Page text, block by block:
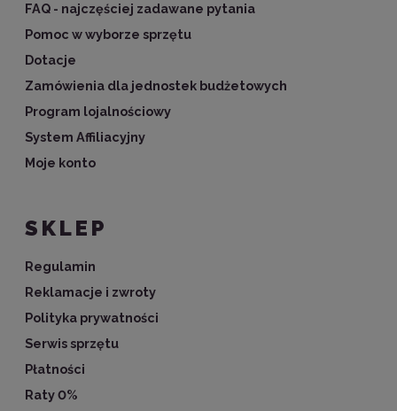
FAQ - najczęściej zadawane pytania
Pomoc w wyborze sprzętu
Dotacje
Zamówienia dla jednostek budżetowych
Program lojalnościowy
System Affiliacyjny
Moje konto
SKLEP
Regulamin
Reklamacje i zwroty
Polityka prywatności
Serwis sprzętu
Płatności
Raty 0%